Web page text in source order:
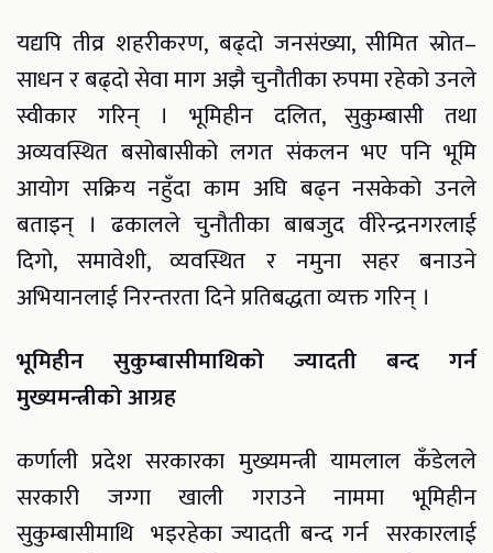
यद्यपि तीव्र शहरीकरण, बढ्दो जनसंख्या, सीमित स्रोत–
साधन र बढ्दो सेवा माग अझै चुनौतीका रुपमा रहेको उनले
स्वीकार गरिन् । भूमिहीन दलित, सुकुम्बासी तथा
अव्यवस्थित बसोबासीको लगत संकलन भए पनि भूमि
आयोग सक्रिय नहुँदा काम अघि बढ्न नसकेको उनले
बताइन् । ढकालले चुनौतीका बाबजुद वीरेन्द्रनगरलाई
दिगो, समावेशी, व्यवस्थित र नमुना सहर बनाउने
अभियानलाई निरन्तरता दिने प्रतिबद्धता व्यक्त गरिन् ।
भूमिहीन सुकुम्बासीमाथिको ज्यादती बन्द गर्न
मुख्यमन्त्रीको आग्रह
कर्णाली प्रदेश सरकारका मुख्यमन्त्री यामलाल कँडेलले
सरकारी जग्गा खाली गराउने नाममा भूमिहीन
सुकुम्बासीमाथि भइरहेका ज्यादती बन्द गर्न सरकारलाई